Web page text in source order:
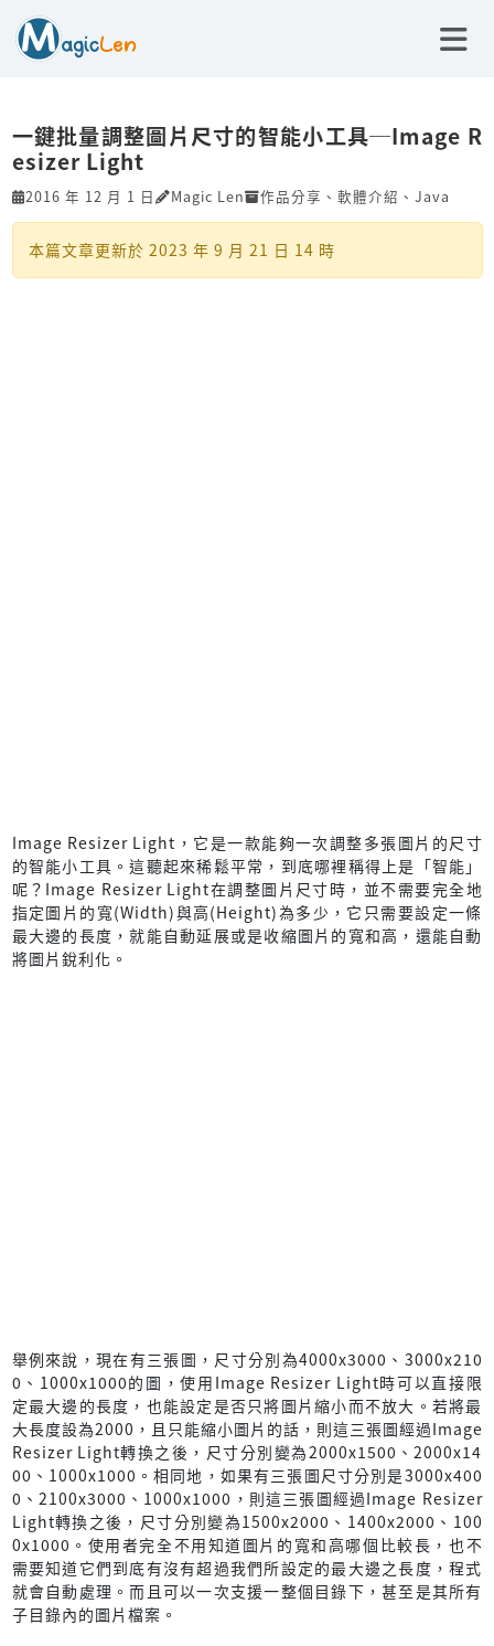
一鍵批量調整圖片尺寸的智能小工具─Image R
esizer Light
2016 年 12 月 1 日 Magic Len 作品分享 、 軟體介紹 、 Java
本篇文章更新於 2023 年 9 月 21 日 14 時
Image Resizer Light，它是一款能夠一次調整多張圖片的尺寸
的智能小工具。這聽起來稀鬆平常，到底哪裡稱得上是「智能」
呢？Image Resizer Light在調整圖片尺寸時，並不需要完全地
指定圖片的寬(Width)與高(Height)為多少，它只需要設定一條
最大邊的長度，就能自動延展或是收縮圖片的寬和高，還能自動
將圖片銳利化。
舉例來說，現在有三張圖，尺寸分別為4000x3000、3000x210
0、1000x1000的圖，使用Image Resizer Light時可以直接限
定最大邊的長度，也能設定是否只將圖片縮小而不放大。若將最
大長度設為2000，且只能縮小圖片的話，則這三張圖經過Image
Resizer Light轉換之後，尺寸分別變為2000x1500、2000x14
00、1000x1000。相同地，如果有三張圖尺寸分別是3000x400
0、2100x3000、1000x1000，則這三張圖經過Image Resizer
Light轉換之後，尺寸分別變為1500x2000、1400x2000、100
0x1000。使用者完全不用知道圖片的寬和高哪個比較長，也不
需要知道它們到底有沒有超過我們所設定的最大邊之長度，程式
就會自動處理。而且可以一次支援一整個目錄下，甚至是其所有
子目錄內的圖片檔案。